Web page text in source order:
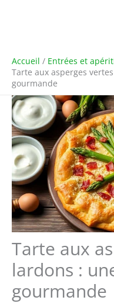
Accueil
Entrées et
Tarte aux asperges
gourmande
Tarte aux
lardons :
gourmande